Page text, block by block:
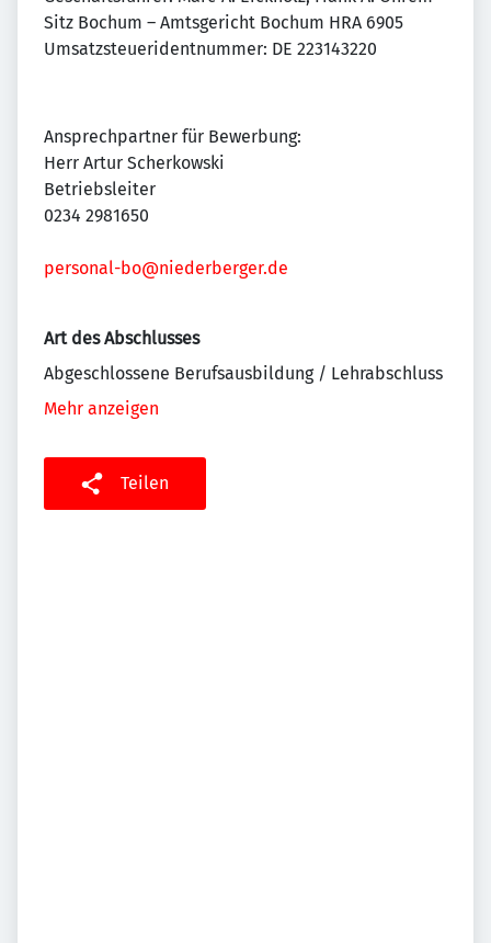
Sitz Bochum – Amtsgericht Bochum HRA 6905
Umsatzsteueridentnummer: DE 223143220
Ansprechpartner für Bewerbung:
Herr Artur Scherkowski
Betriebsleiter
0234 2981650
personal-bo@niederberger.de
Art des Abschlusses
Abgeschlossene Berufsausbildung / Lehrabschluss
Mehr anzeigen
Teilen